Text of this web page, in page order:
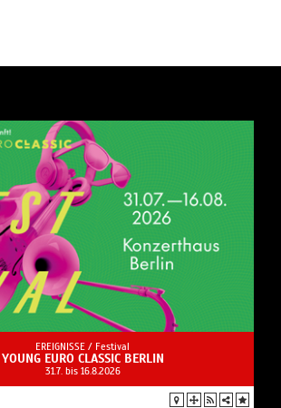
EREIGNISSE / Festival
YOUNG EURO CLASSIC BERLIN
31.7. bis 16.8.2026